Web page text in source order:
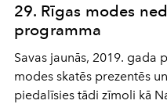
29. Rīgas modes
programma
Savas jaunās, 2019. gada
modes skatēs prezentēs
piedalīsies tādi zīmoli kā